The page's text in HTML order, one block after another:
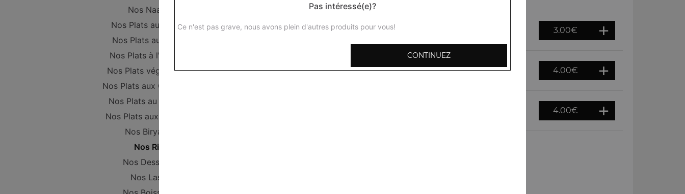
Nos Naans
Nos Plats au Poulet
Nos Plats au Boeuf
Nos Plats à l'Agneau
Nos Plats végétariens
Nos Plats aux Crevettes
Nos Plats au Poisson
Nos Plats aux Gambas
Nos Biryanis
Nos Riz
Nos Desserts
Nos Lassi
Riz basmati 3.00€
4.00€
4.00€
Pas intéressé(e)?
Ce n'est pas grave, nous avons plein d'autres produits pour vous!
CONTINUEZ